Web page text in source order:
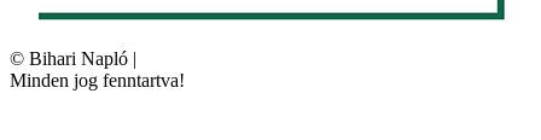
© Bihari Napló |
Minden jog fenntartva!